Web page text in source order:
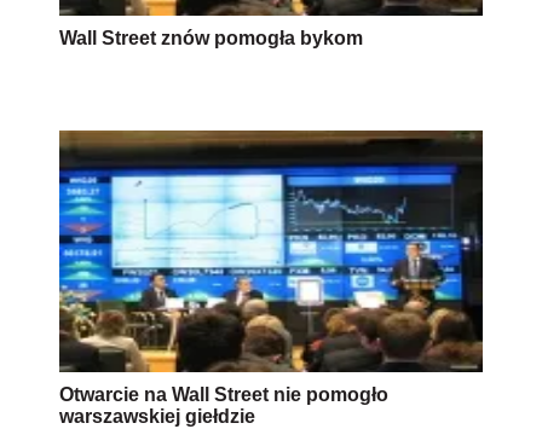
Wall Street znów pomogła bykom
Otwarcie na Wall Street nie pomogło
warszawskiej giełdzie